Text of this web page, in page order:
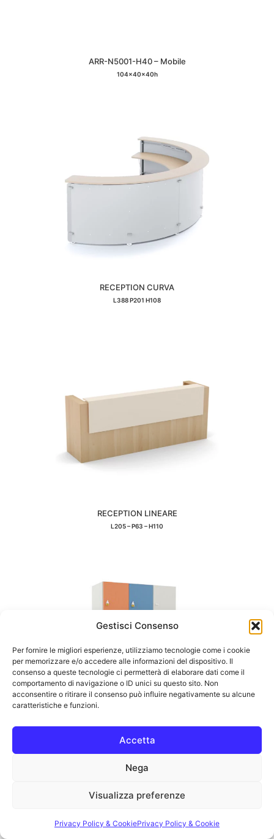
Gestisci Consenso
Per fornire le migliori esperienze, utilizziamo tecnologie come i cookie
per memorizzare e/o accedere alle informazioni del dispositivo. Il
consenso a queste tecnologie ci permetterà di elaborare dati come il
comportamento di navigazione o ID unici su questo sito. Non
acconsentire o ritirare il consenso può influire negativamente su alcune
caratteristiche e funzioni.
Accetta
Nega
Visualizza preferenze
Privacy Policy & CookiePrivacy Policy & Cookie
ARR-N5001-H40 – Mobile
104x40x40h
RECEPTION CURVA
L388 P201 H108
RECEPTION LINEARE
L205 – P63 – H110
ARR-0295C12